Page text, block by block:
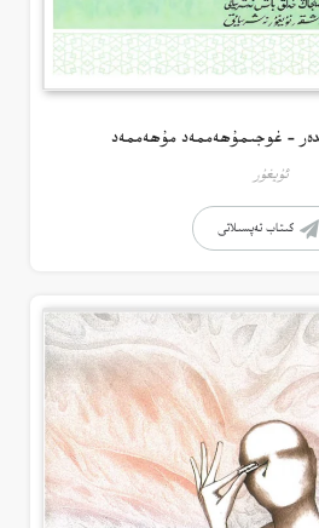
– غوجىمۇھەممەد مۇھەممەد
ئۇيغۇر
كىتاب تەپسىلاتى